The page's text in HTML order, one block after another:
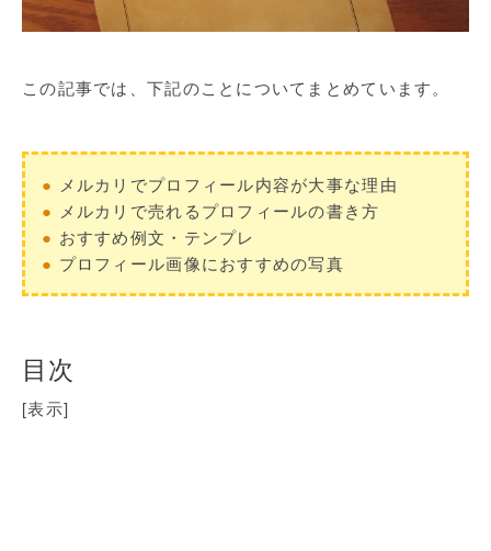
この記事では、下記のことについてまとめています。
● メルカリでプロフィール内容が大事な理由
● メルカリで売れるプロフィールの書き方
● おすすめ例文・テンプレ
● プロフィール画像におすすめの写真
目次
[表示]